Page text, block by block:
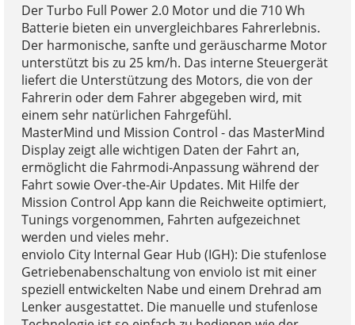
Der Turbo Full Power 2.0 Motor und die 710 Wh
Batterie bieten ein unvergleichbares Fahrerlebnis.
Der harmonische, sanfte und geräuscharme Motor
unterstützt bis zu 25 km/h. Das interne Steuergerät
liefert die Unterstützung des Motors, die von der
Fahrerin oder dem Fahrer abgegeben wird, mit
einem sehr natürlichen Fahrgefühl.
MasterMind und Mission Control - das MasterMind
Display zeigt alle wichtigen Daten der Fahrt an,
ermöglicht die Fahrmodi-Anpassung während der
Fahrt sowie Over-the-Air Updates. Mit Hilfe der
Mission Control App kann die Reichweite optimiert,
Tunings vorgenommen, Fahrten aufgezeichnet
werden und vieles mehr.
enviolo City Internal Gear Hub (IGH): Die stufenlose
Getriebenabenschaltung von enviolo ist mit einer
speziell entwickelten Nabe und einem Drehrad am
Lenker ausgestattet. Die manuelle und stufenlose